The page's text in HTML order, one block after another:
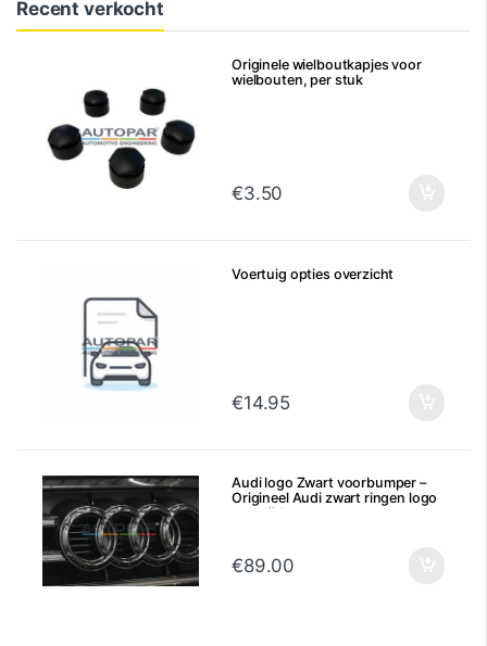
Recent verkocht
Originele wielboutkapjes voor
wielbouten, per stuk
€3.50
Voertuig opties overzicht
€14.95
Audi logo Zwart voorbumper –
Origineel Audi zwart ringen logo
voorzijde
€89.00